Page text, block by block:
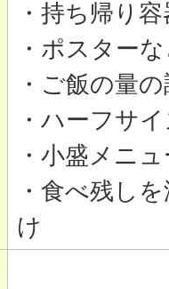
・持ち帰り
・ポスター
・ご飯の量
・ハーフサ
・小盛メニ
・食べ残し
け